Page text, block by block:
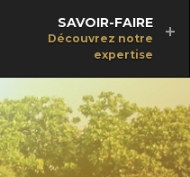
SAVOIR-FAIRE
Découvrez notre
expertise